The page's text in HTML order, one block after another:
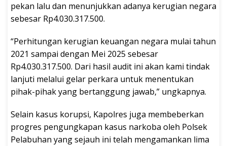
pekan lalu dan menunjukkan adanya kerugian negara
sebesar Rp4.030.317.500.
“Perhitungan kerugian keuangan negara mulai tahun
2021 sampai dengan Mei 2025 sebesar
Rp4.030.317.500. Dari hasil audit ini akan kami tindak
lanjuti melalui gelar perkara untuk menentukan
pihak-pihak yang bertanggung jawab,” ungkapnya.
Selain kasus korupsi, Kapolres juga membeberkan
progres pengungkapan kasus narkoba oleh Polsek
Pelabuhan yang sejauh ini telah mengamankan lima